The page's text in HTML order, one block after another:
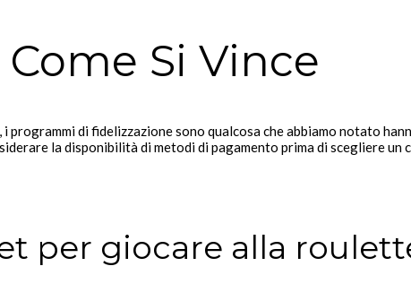
Si Vince
programmi di fidelizzazione sono qualcosa che abbiamo notato
la disponibilità di metodi di pagamento prima di scegliere un
per giocare alla